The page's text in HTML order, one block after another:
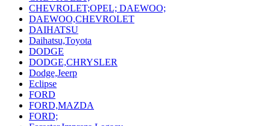
CHEVROLET;OPEL; DAEWOO;
DAEWOO,CHEVROLET
DAIHATSU
Daihatsu,Toyota
DODGE
DODGE,CHRYSLER
Dodge,Jeerp
Eclipse
FORD
FORD,MAZDA
FORD;